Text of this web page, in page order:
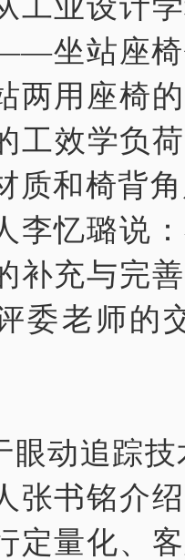
坐站座椅
两用座椅
工效学负
质和椅背
李忆璐说
补充与完
委老师的
眼动追踪
张书铭介
定量化、